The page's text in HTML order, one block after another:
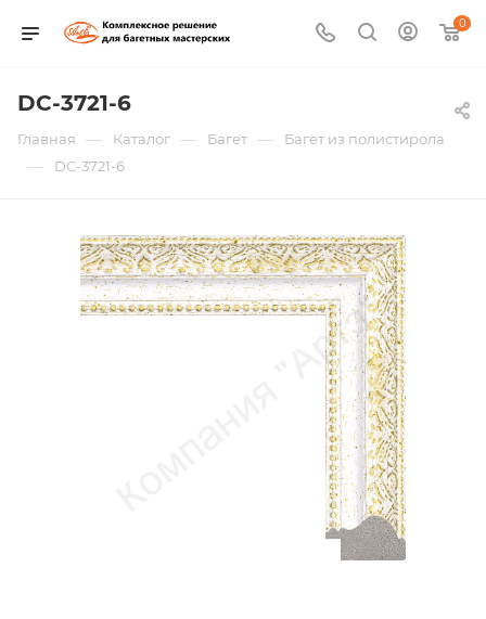
0
DC-3721-6
Главная — Каталог — Багет — Багет из полистирола
— DC-3721-6